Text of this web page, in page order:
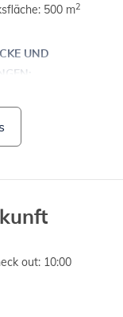
500 m2
UND
out: 10:00